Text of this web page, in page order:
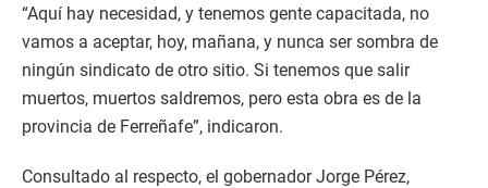
“Aquí hay necesidad, y tenemos gente capacitada, no
vamos a aceptar, hoy, mañana, y nunca ser sombra de
ningún sindicato de otro sitio. Si tenemos que salir
muertos, muertos saldremos, pero esta obra es de la
provincia de Ferreñafe”, indicaron.
Consultado al respecto, el gobernador Jorge Pérez,